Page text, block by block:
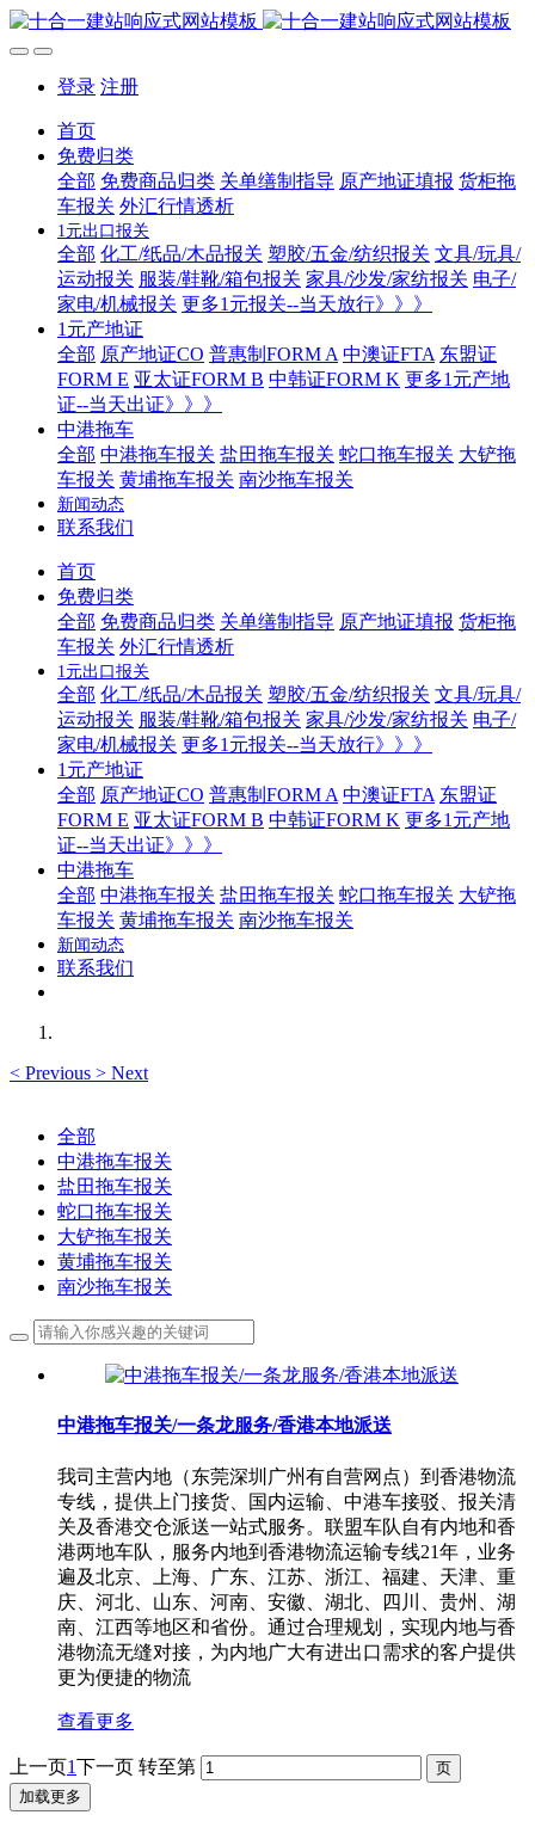
登录 注册
首页
免费归类
全部 免费商品归类 关单缮制指导 原产地证填报 货柜拖
车报关 外汇行情透析
1元出口报关
全部 化工/纸品/木品报关 塑胶/五金/纺织报关 文具/玩具/
运动报关 服装/鞋靴/箱包报关 家具/沙发/家纺报关 电子/
家电/机械报关 更多1元报关--当天放行》》》
1元产地证
全部 原产地证CO 普惠制FORM A 中澳证FTA 东盟证
FORM E 亚太证FORM B 中韩证FORM K 更多1元产地
证--当天出证》》》
中港拖车
全部 中港拖车报关 盐田拖车报关 蛇口拖车报关 大铲拖
车报关 黄埔拖车报关 南沙拖车报关
新闻动态
联系我们
首页
免费归类
全部 免费商品归类 关单缮制指导 原产地证填报 货柜拖
车报关 外汇行情透析
1元出口报关
全部 化工/纸品/木品报关 塑胶/五金/纺织报关 文具/玩具/
运动报关 服装/鞋靴/箱包报关 家具/沙发/家纺报关 电子/
家电/机械报关 更多1元报关--当天放行》》》
1元产地证
全部 原产地证CO 普惠制FORM A 中澳证FTA 东盟证
FORM E 亚太证FORM B 中韩证FORM K 更多1元产地
证--当天出证》》》
中港拖车
全部 中港拖车报关 盐田拖车报关 蛇口拖车报关 大铲拖
车报关 黄埔拖车报关 南沙拖车报关
新闻动态
联系我们
< Previous > Next
全部
中港拖车报关
盐田拖车报关
蛇口拖车报关
大铲拖车报关
黄埔拖车报关
南沙拖车报关
中港拖车报关/一条龙服务/香港本地派送
我司主营内地（东莞深圳广州有自营网点）到香港物流
专线，提供上门接货、国内运输、中港车接驳、报关清
关及香港交仓派送一站式服务。联盟车队自有内地和香
港两地车队，服务内地到香港物流运输专线21年，业务
遍及北京、上海、广东、江苏、浙江、福建、天津、重
庆、河北、山东、河南、安徽、湖北、四川、贵州、湖
南、江西等地区和省份。通过合理规划，实现内地与香
港物流无缝对接，为内地广大有进出口需求的客户提供
更为便捷的物流
查看更多
上一页1下一页 转至第
加载更多